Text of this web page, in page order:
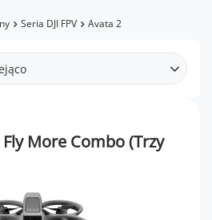
Seria DJI FPV Avata 2
More Combo (Trzy